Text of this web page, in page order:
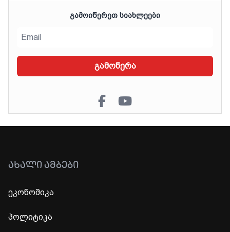
ᲒᲐᲛᲝᲘᲬᲔᲠᲔᲗ ᲡᲘᲐᲮᲚᲔᲔᲑᲘ
გამოწერა
ᲐᲮᲐᲚᲘ ᲐᲛᲑᲔᲑᲘ
ეკონომიკა
პოლიტიკა